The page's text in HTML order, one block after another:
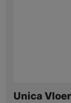
Unica